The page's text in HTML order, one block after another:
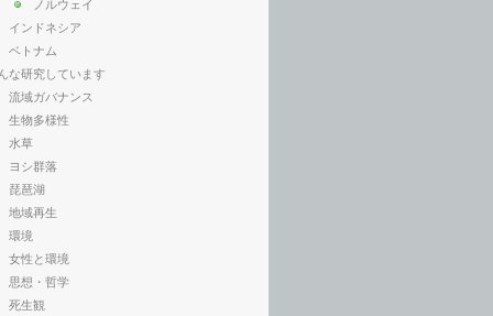
ノルウェイ
インドネシア
ベトナム
な研究しています
流域ガバナンス
生物多様性
水草
ヨシ群落
琵琶湖
地域再生
環境
女性と環境
思想・哲学
死生観